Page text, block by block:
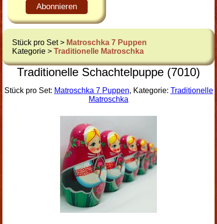
Abonnieren
Stück pro Set > Matroschka 7 Puppen
Kategorie > Traditionelle Matroschka
Traditionelle Schachtelpuppe (7010)
Stück pro Set: Matroschka 7 Puppen, Kategorie: Traditionelle
Matroschka